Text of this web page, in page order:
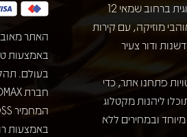
חנות תקליטים מיתולוגית ברחוב שמאי 12
מוזיקה, עם קירות
ודור צעיר
פתחנו אתר, כדי
ליהנות מקטלוג
ובמחירים ללא
האתר
בעולם.
באמצעות